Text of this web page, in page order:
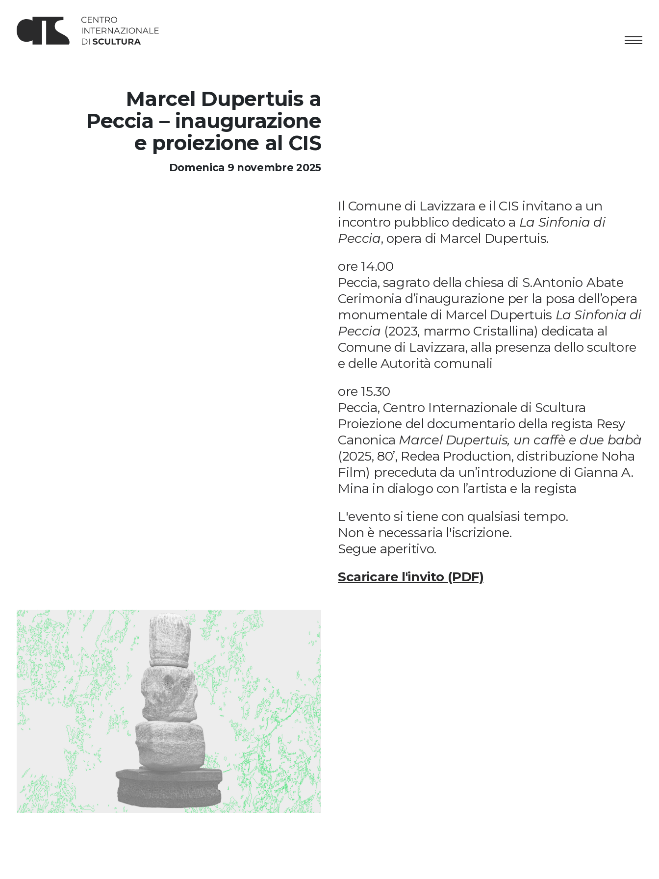
Vermietung
Unterstützung
DE EN IT
Marcel Dupertuis a
Peccia – inaugurazione
e proiezione al CIS
Domenica 9 novembre 2025
Il Comune di Lavizzara e il CIS invitano a un
incontro pubblico dedicato a La Sinfonia di
Peccia, opera di Marcel Dupertuis.
ore 14.00
Peccia, sagrato della chiesa di S.Antonio Abate
Cerimonia d’inaugurazione per la posa dell’opera
monumentale di Marcel Dupertuis La Sinfonia di
Peccia (2023, marmo Cristallina) dedicata al
Comune di Lavizzara, alla presenza dello scultore
e delle Autorità comunali
ore 15.30
Peccia, Centro Internazionale di Scultura
Proiezione del documentario della regista Resy
Canonica Marcel Dupertuis, un caffè e due babà
(2025, 80’, Redea Production, distribuzione Noha
Film) preceduta da un’introduzione di Gianna A.
Mina in dialogo con l’artista e la regista
L'evento si tiene con qualsiasi tempo.
Non è necessaria l'iscrizione.
Segue aperitivo.
Scaricare l'invito (PDF)